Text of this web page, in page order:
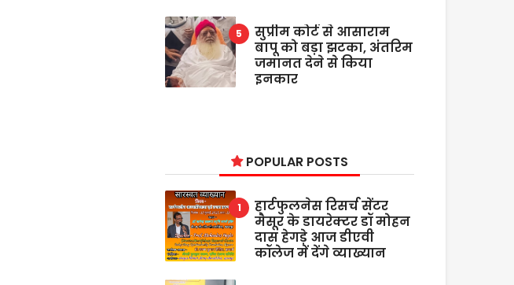
सुप्रीम कोर्ट से आसाराम
बापू को बड़ा झटका, अंतरिम
जमानत देने से किया
इनकार
POPULAR POSTS
हार्टफुलनेस रिसर्च सेंटर
मैसूर के डायरेक्टर डॉ मोहन
दास हेगड़े आज डीएवी
कॉलेज में देंगे व्याख्यान